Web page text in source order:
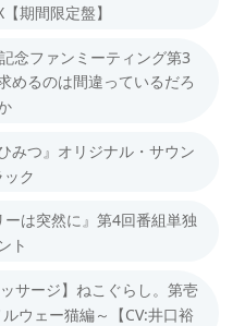
期間限定盤】
念ファンミーティング第3
るのは間違っているだろ
みつ』オリジナル・サウン
ック
は突然に』第4回番組単独
ト
サージ】ねこぐらし。第壱
ウェー猫編～【CV:井口裕